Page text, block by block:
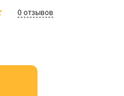
0 отзывов